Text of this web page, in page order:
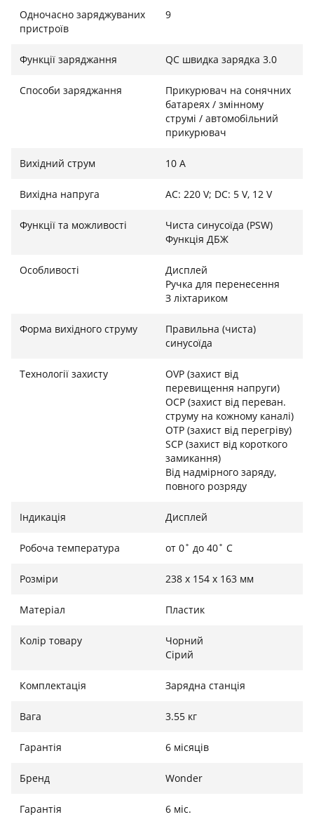
енергії сонця. Вбудований MPPT-контролер
максимізує ефективність заряджання від сонячних
станцію ідеальною для еко-туризму та тривалих
Комфорт, контроль та захист
Легкий корпус з ударостійкого пластику (вага всього
куди завгодно. Інформативний цифровий дисплей
вхідна та вихідна потужність завжди перед очима.
Для екстрених ситуацій передбачений яскравий LED-
ліхтар. Безпеку використання гарантує повний
комплекс захисту від перегріву, короткого
1 x AC розетка (230В): 300 Вт номінально, 600 Вт
1 x USB-C PD: 100 Вт макс. (ідеально для MacBook
2 x USB-A: Підтримка Quick Charge 3.0
2 x DC 5521: Виходи постійного струму
1 x Автоприкурювач: 12В для автоаксесуарів
Входи:
годин)
Автомобільний вхід: 12В
Тип елементів: Li-ion (Літій-іон)
Особливості: LED-ліхтар, ударостійкий корпус
Одночасно заряджуваних
пристроїв
9
Функції заряджання QC швидка зарядка 3.0
Способи заряджання
Прикурювач на сонячних
батареях / змінному
струмі / автомобільний
прикурювач
Вихідний струм 10 А
Вихідна напруга AC: 220 V; DC: 5 V, 12 V
Функції та можливості
Чиста синусоїда (PSW)
Функція ДБЖ
Особливості
Дисплей
Ручка для перенесення
З ліхтариком
Форма вихідного струму
Правильна (чиста)
синусоїда
Технології захисту
OVP (захист від
перевищення напруги)
OCP (захист від переван.
струму на кожному каналі)
OTP (захист від перегріву)
SCP (захист від короткого
замикання)
Від надмірного заряду,
повного розряду
Індикація Дисплей
Робоча температура от 0˚ до 40˚ C
Розміри 238 x 154 x 163 мм
Матеріал Пластик
Колір товару
Чорний
Сірий
Комплектація Зарядна станція
Вага 3.55 кг
Гарантія 6 місяців
Бренд Wonder
Гарантія 6 міс.